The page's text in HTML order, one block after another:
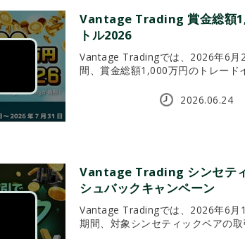
Vantage Trading 賞金総額
トル2026
Vantage Tradingでは、2026年6月
間、賞金総額1,000万円のトレード
2026.06.24
Vantage Trading シンセテ
シュバックキャンペーン
Vantage Tradingでは、2026年6月
期間、対象シンセティックペアの